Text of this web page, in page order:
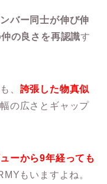
バー同士が伸び伸
の良さを再認識す
、 誇張した物真似
の広さとギャップ
ーから9年経っても
もいますよね。